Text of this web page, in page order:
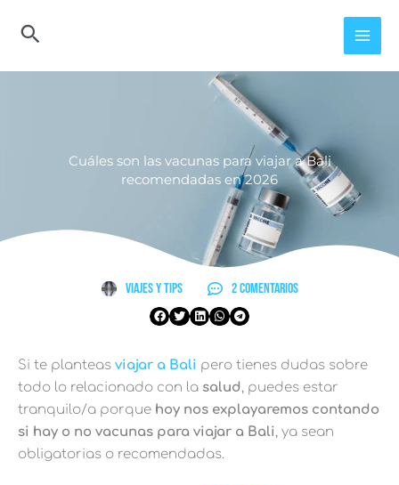
Cuáles son las vacunas para viajar a Bali
recomendadas en 2026
Viajes y Tips 2 comentarios
Si te planteas viajar a Bali pero tienes dudas sobre
todo lo relacionado con la salud, puedes estar
tranquilo/a porque hoy nos explayaremos contando
si hay o no vacunas para viajar a Bali, ya sean
obligatorias o recomendadas.